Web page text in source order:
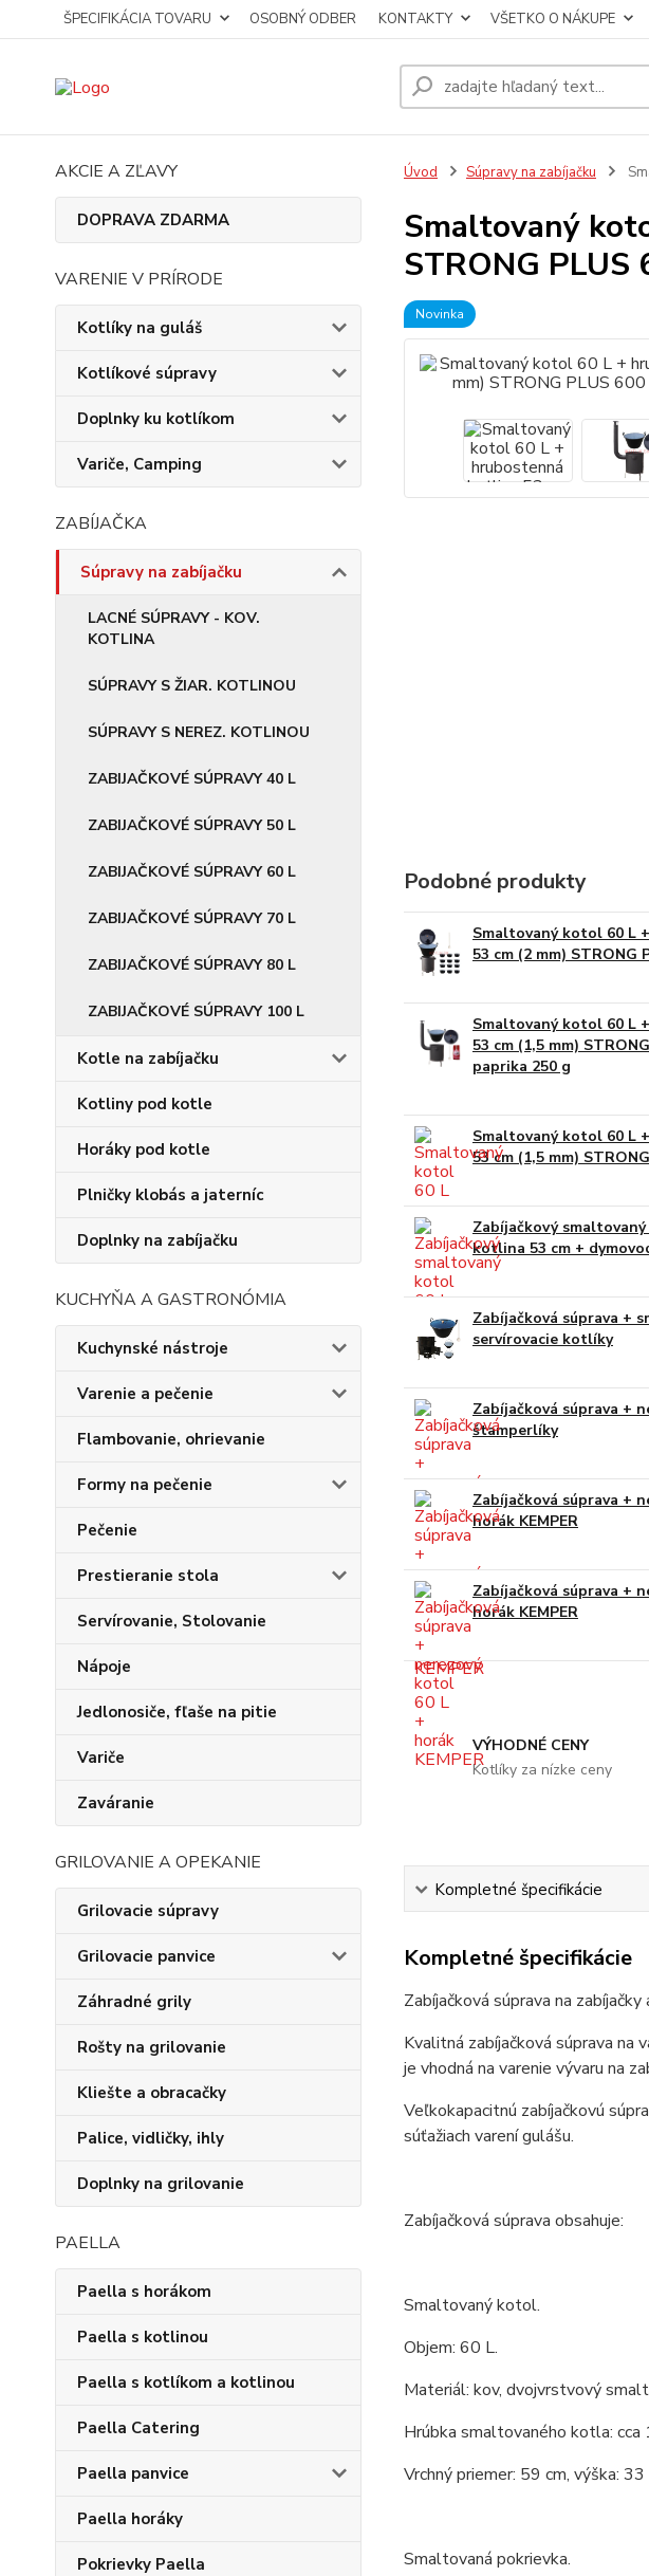
ŠPECIFIKÁCIA TOVARU OSOBNÝ ODBER KONTAKTY VŠETKO O NÁKUPE
AKCIE A ZĽAVY
DOPRAVA ZDARMA
VARENIE V PRÍRODE
Kotlíky na guláš
Kotlíkové súpravy
Doplnky ku kotlíkom
Variče, Camping
ZABÍJAČKA
Súpravy na zabíjačku
LACNÉ SÚPRAVY - KOV.
KOTLINA
SÚPRAVY S ŽIAR. KOTLINOU
SÚPRAVY S NEREZ. KOTLINOU
ZABIJAČKOVÉ SÚPRAVY 40 L
ZABIJAČKOVÉ SÚPRAVY 50 L
ZABIJAČKOVÉ SÚPRAVY 60 L
ZABIJAČKOVÉ SÚPRAVY 70 L
ZABIJAČKOVÉ SÚPRAVY 80 L
ZABIJAČKOVÉ SÚPRAVY 100 L
Kotle na zabíjačku
Kotliny pod kotle
Horáky pod kotle
Plničky klobás a jaterníc
Doplnky na zabíjačku
KUCHYŇA A GASTRONÓMIA
Kuchynské nástroje
Varenie a pečenie
Flambovanie, ohrievanie
Formy na pečenie
Pečenie
Prestieranie stola
Servírovanie, Stolovanie
Nápoje
Jedlonosiče, fľaše na pitie
Variče
Zaváranie
GRILOVANIE A OPEKANIE
Grilovacie súpravy
Grilovacie panvice
Záhradné grily
Rošty na grilovanie
Kliešte a obracačky
Palice, vidličky, ihly
Doplnky na grilovanie
PAELLA
Paella s horákom
Paella s kotlinou
Paella s kotlíkom a kotlinou
Paella Catering
Paella panvice
Paella horáky
Pokrievky Paella
Úvod Súpravy na zabíjačku
Smaltovaný
STRONG
Novinka
Podobné produkty
Smaltovaný kotol 60 L
53 cm (2 mm) STRONG
Smaltovaný kotol 60 L
53 cm (1,5 mm)
paprika 250 g
Smaltovaný kotol 60 L
53 cm (1,5 mm)
Zabíjačkový
kotlina 53 cm +
Zabíjačková súprava +
servírovacie kotlíky
Zabíjačková súprava +
štamperlíky
Zabíjačková súprava +
horák KEMPER
Zabíjačková súprava +
horák KEMPER
VÝHODNÉ CENY
Kotlíky za nízke ceny
Kompletné špecifikácie
Kompletné špecifikácie
Zabíjačková súprava na
Kvalitná zabíjačková súprava na
je vhodná na varenie vývaru na
Veľkokapacitnú zabíjačkovú
súťažiach varení gulášu.
Zabíjačková súprava obsahuje:
Smaltovaný kotol.
Objem: 60 L.
Materiál: kov, dvojvrstvový smalt
Hrúbka smaltovaného kotla: cca
Vrchný priemer: 59 cm, výška: 33
Smaltovaná pokrievka.